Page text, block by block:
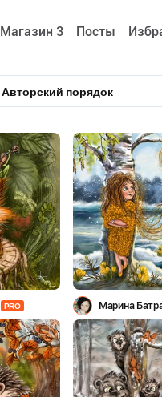
Maгазин 3 Посты
Авторский порядок
PRO Марина